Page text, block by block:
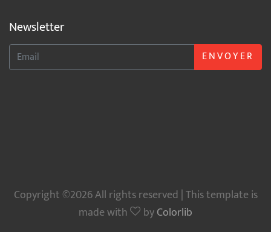
Newsletter
ENVOYER
Copyright ©2026 All rights reserved | This template is
made with
byColorlib